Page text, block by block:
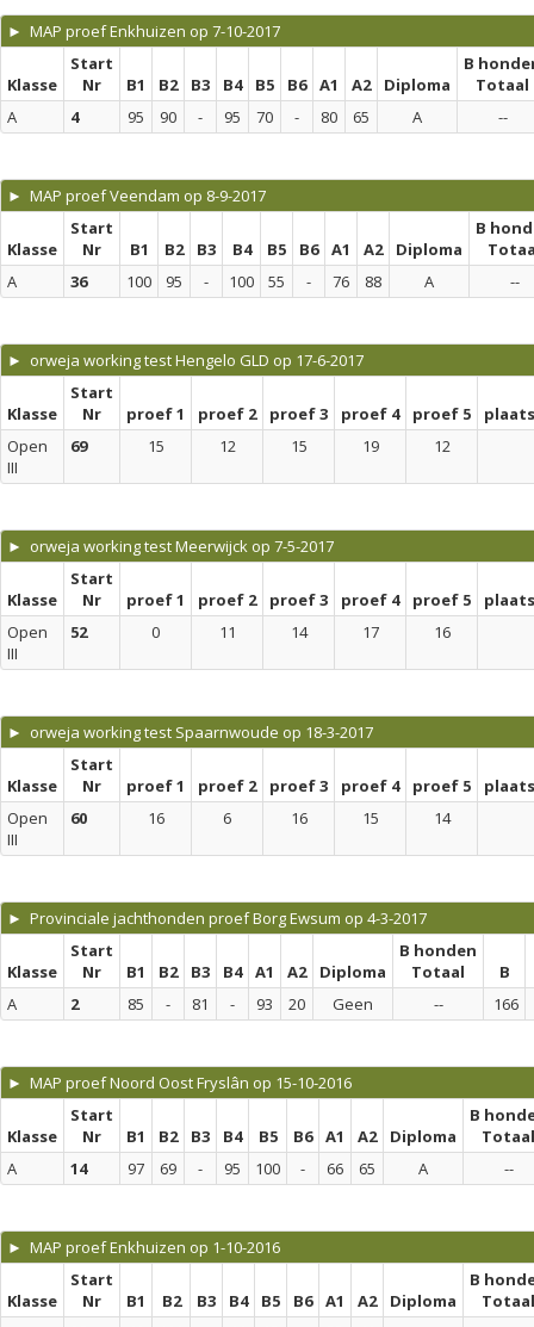
► MAP proef Enkhuizen op 7-10-2017
Klasse
Start
Nr
B1 B2 B3 B4 B5 B6 A1 A2 Diploma
B
Totaal
A
4 95 90 - 95 70 - 80 65 A --
► MAP proef Veendam op 8-9-2017
Klasse
Start
Nr
B1 B2 B3 B4 B5 B6 A1 A2 Diploma
B
A
36 100 95 - 100 55 - 76 88 A --
► orweja working test Hengelo GLD op 17-6-2017
Klasse
Start
Nr
proef 1 proef 2 proef 3 proef 4 proef 5
Open
III
69 15 12 15 19 12
► orweja working test Meerwijck op 7-5-2017
Klasse
Start
Nr
proef 1 proef 2 proef 3 proef 4 proef 5
Open
III
52 0 11 14 17 16
► orweja working test Spaarnwoude op 18-3-2017
Klasse
Start
Nr
proef 1 proef 2 proef 3 proef 4 proef 5
Open
III
60 16 6 16 15 14
► Provinciale jachthonden proef Borg Ewsum op 4-3-2017
Klasse
Start
Nr
B1 B2 B3 B4 A1 A2 Diploma
B honden
Totaal
B
A
2 85 - 81 - 93 20 Geen -- 166
► MAP proef Noord Oost Fryslân op 15-10-2016
Klasse
Start
Nr
B1 B2 B3 B4 B5 B6 A1 A2 Diploma
B
Totaal
A
14 97 69 - 95 100 - 66 65 A --
► MAP proef Enkhuizen op 1-10-2016
Klasse
Start
Nr
B1 B2 B3 B4 B5 B6 A1 A2 Diploma
B
Totaal